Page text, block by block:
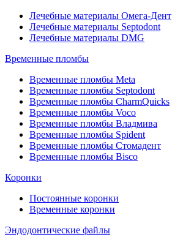
Лечебные материалы Омега-Дент
Лечебные материалы Septodont
Лечебные материалы DMG
Временные пломбы
Временные пломбы Meta
Временные пломбы Septodont
Временные пломбы CharmQuicks
Временные пломбы Voco
Временные пломбы Владмива
Временные пломбы Spident
Временные пломбы Стомадент
Временные пломбы Bisco
Коронки
Постоянные коронки
Временные коронки
Эндодонтические файлы